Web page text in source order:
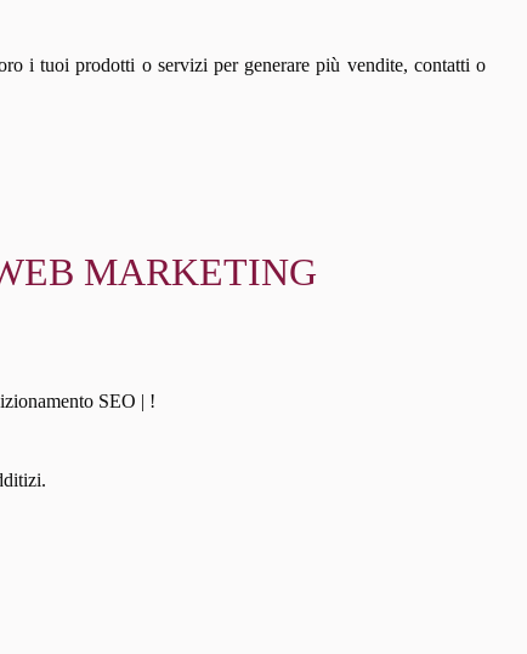
i tuoi prodotti o servizi per generare più vendite, contatti o
MARKETING
SEO | !